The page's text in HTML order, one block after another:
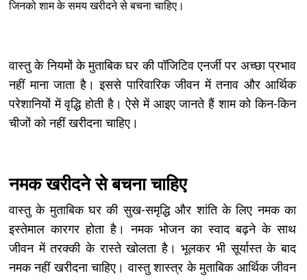
जिनको शाम के समय खरीदने से बचना चाहिए।
वास्तु के नियमों के मुताबिक घर की पॉजिटिव एनर्जी पर अच्छा प्रभाव
नहीं माना जाता है। इससे पारिवारिक जीवन में तनाव और आर्थिक
परेशानियों में वृद्धि होती है। ऐसे में आइए जानते हैं शाम को किन-किन
चीजों को नहीं खरीदना चाहिए।
नमक खरीदने से बचना चाहिए
वास्तु के मुताबिक घर की सुख-समृद्धि और शांति के लिए नमक का
इस्तेमाल कारगर होता है। नमक भोजन का स्वाद बढ़ने के साथ
जीवन में तरक्की के रास्ते खोलता है। भूलकर भी सूर्यास्त के बाद
नमक नहीं खरीदना चाहिए। वास्तु शास्त्र के मुताबिक आर्थिक जीवन